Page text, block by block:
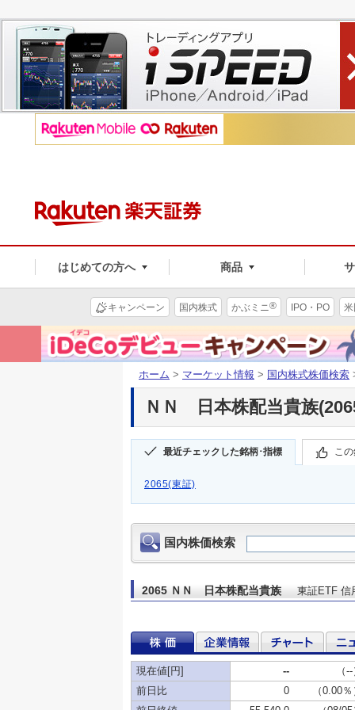
はじめての方へ 商品
キャンペーン 国内株式 かぶミニ® IPO・PO
ホーム > マーケット情報 > 国内株式株価検索
ＮＮ 日本株配当貴族
最近チェックした銘柄･指標 こ
2065(東証)